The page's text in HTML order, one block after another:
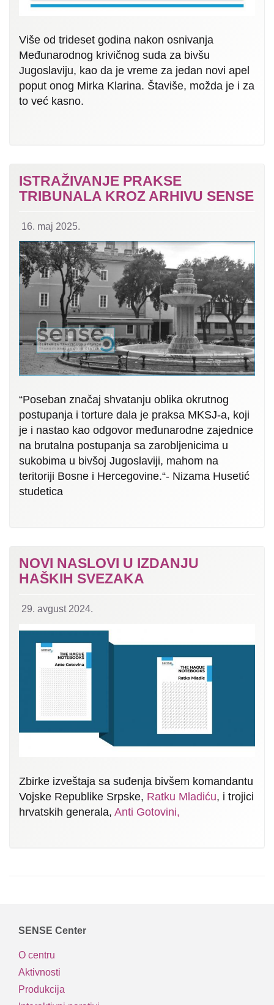
Više od trideset godina nakon osnivanja
Međunarodnog krivičnog suda za bivšu
Jugoslaviju, kao da je vreme za jedan novi apel
poput onog Mirka Klarina. Štaviše, možda je i za
to već kasno.
ISTRAŽIVANJE PRAKSE
TRIBUNALA KROZ ARHIVU SENSE
16. maj 2025.
“Poseban značaj shvatanju oblika okrutnog
postupanja i torture dala je praksa MKSJ-a, koji
je i nastao kao odgovor međunarodne zajednice
na brutalna postupanja sa zarobljenicima u
sukobima u bivšoj Jugoslaviji, mahom na
teritoriji Bosne i Hercegovine.“- Nizama Husetić
studetica
NOVI NASLOVI U IZDANJU
HAŠKIH SVEZAKA
29. avgust 2024.
Zbirke izveštaja sa suđenja bivšem komandantu
Vojske Republike Srpske, Ratku Mladiću, i trojici
hrvatskih generala, Anti Gotovini,
SENSE Center
O centru
Aktivnosti
Produkcija